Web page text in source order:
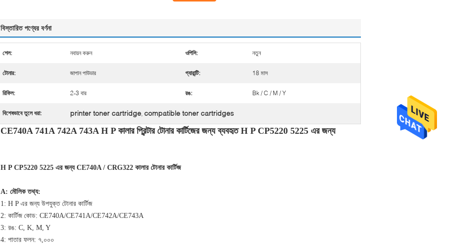
বিস্তারিত পণ্যের বর্ণনা
শেল: নবায়ন করুন ওপিসি: নতুন
টোনার: জাপান পাউডার গ্যারান্টি: 18 মাস
রিফিল: 2-3 বার রঙ: Bk / C / M / Y
বিশেষভাবে তুলে ধরা: printer toner cartridge, compatible toner cartridges
CE740A 741A 742A 743A H P কালার প্রিন্টার টোনার কার্টিজের জন্য ব্যবহৃত H P CP5220 5225 এর জন্য
H P CP5220 5225 এর জন্য CE740A / CRG322 কালার টোনার কার্টিজ
A: মৌলিক তথ্য:
1: H P এর জন্য উপযুক্ত টোনার কার্টিজ
2: কার্টিজ কোড: CE740A/CE741A/CE742A/CE743A
3: রঙ: C, K, M, Y
4: পাতার ফলন: ৭,০০০